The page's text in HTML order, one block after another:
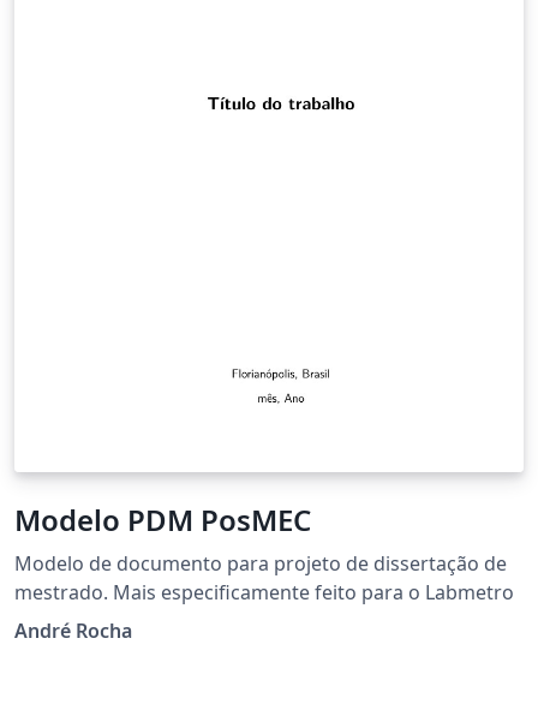
Modelo PDM PosMEC
Modelo de documento para projeto de dissertação de
mestrado. Mais especificamente feito para o Labmetro
André Rocha